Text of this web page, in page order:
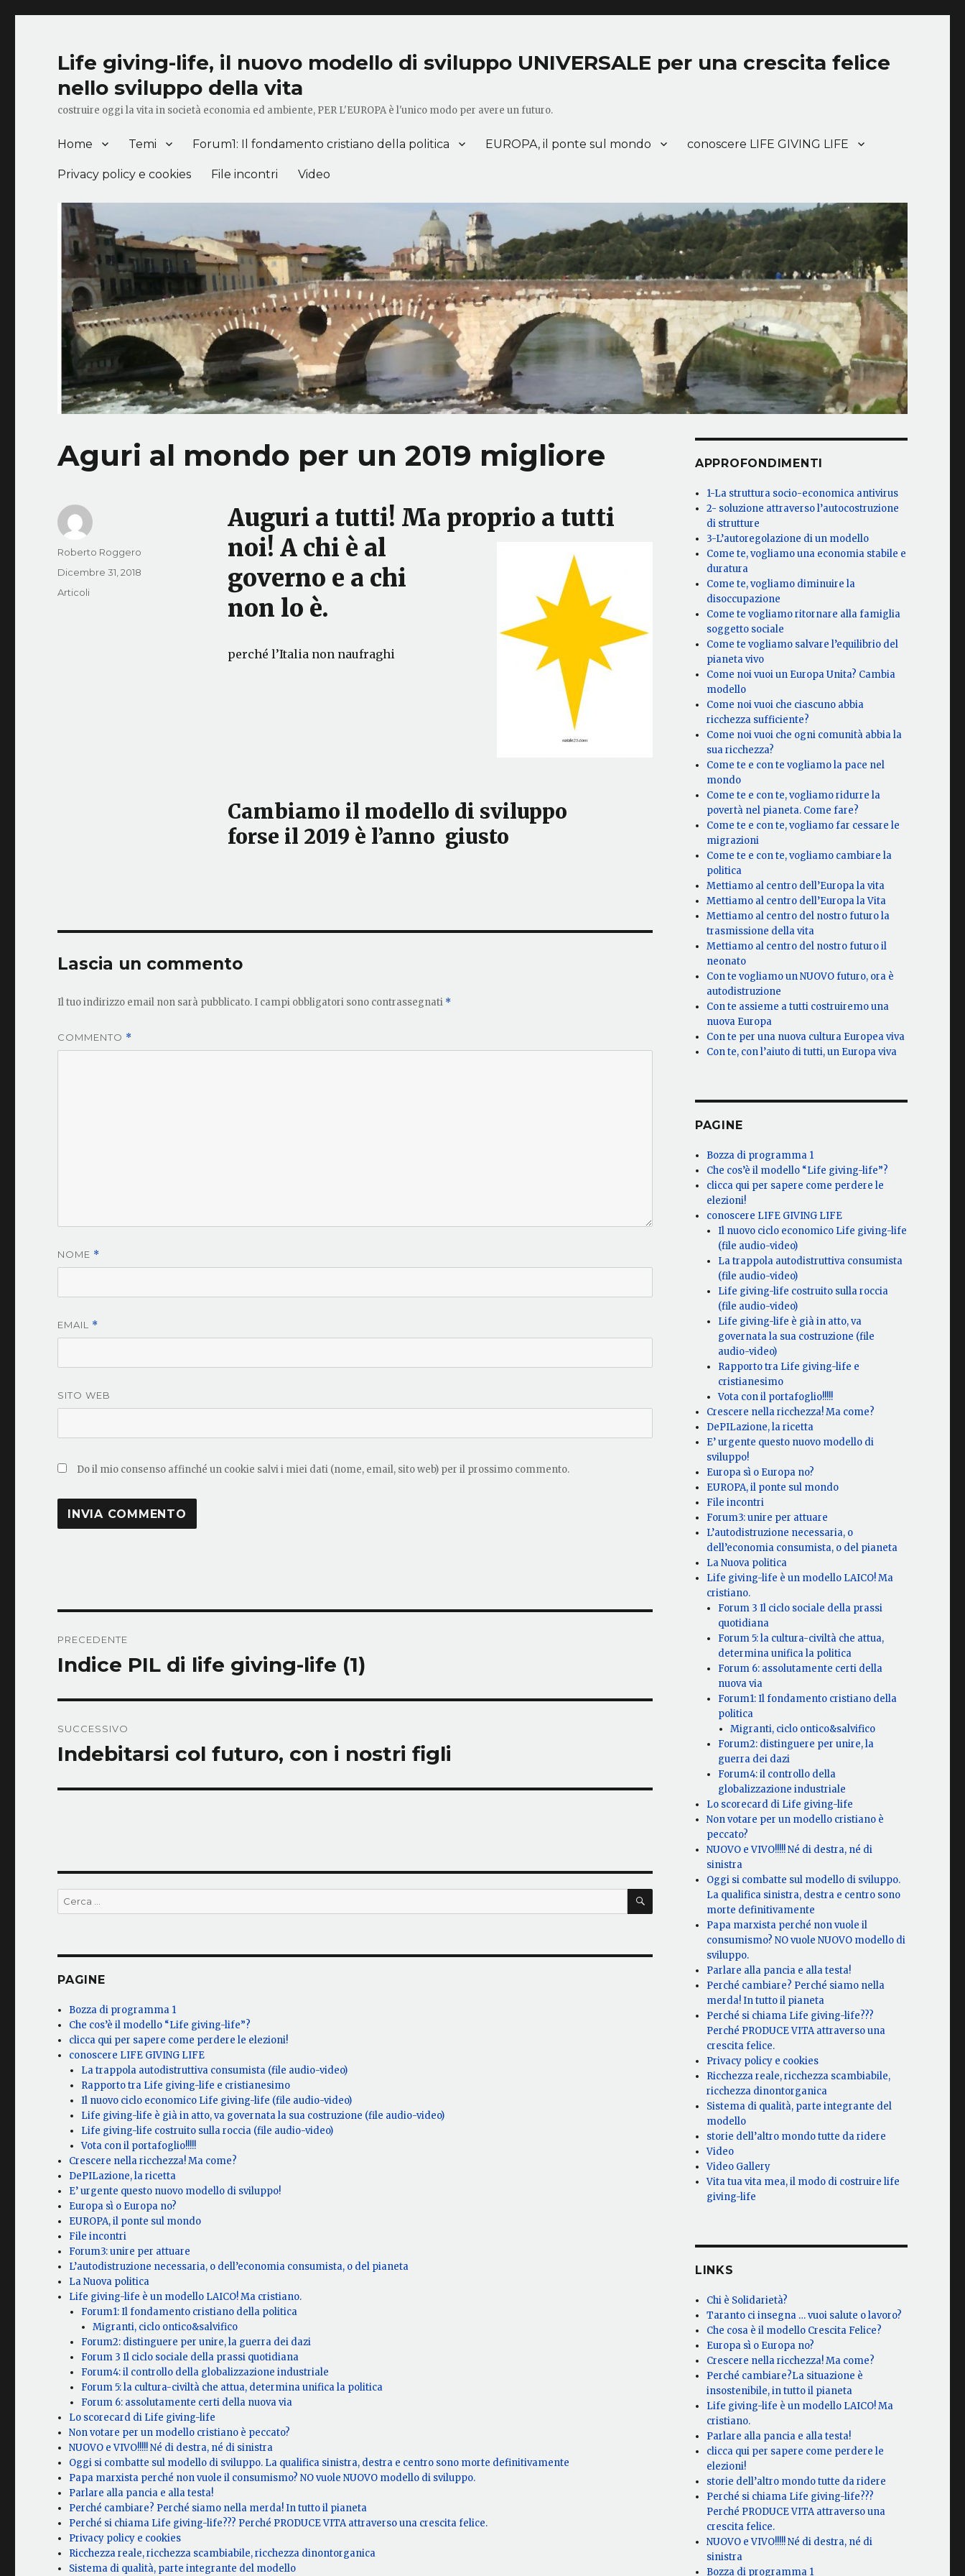
Life giving-life, il nuovo modello di sviluppo UNIVERSALE per una crescita felice
nello sviluppo della vita
costruire oggi la vita in società economia ed ambiente, PER L'EUROPA è l'unico modo per avere un futuro.
Home Temi Forum1: Il fondamento cristiano della politica EUROPA, il ponte sul mondo conoscere LIFE GIVING LIFE
Privacy policy e cookies File incontri Video
Aguri al mondo per un 2019 migliore
Auguri a tutti! Ma proprio a tutti
noi! A chi è al
governo e a chi
non lo è.
perché l’Italia non naufraghi
Cambiamo il modello di sviluppo
forse il 2019 è l’anno giusto
Autore
Roberto Roggero
Pubblicato
Dicembre 31, 2018
Categorie
Articoli
Lascia un commento
Il tuo indirizzo email non sarà pubblicato. I campi obbligatori sono contrassegnati *
COMMENTO *
NOME *
EMAIL *
SITO WEB
Do il mio consenso affinché un cookie salvi i miei dati (nome, email, sito web) per il prossimo commento.
articoli
PRECEDENTE
Articolo
Indice PIL di life giving-life (1)
SUCCESSIVO
Articolo
Indebitarsi col futuro, con i nostri figli
Cerca: CERCA
PAGINE
Bozza di programma 1
Che cos’è il modello “Life giving-life”?
clicca qui per sapere come perdere le elezioni!
conoscere LIFE GIVING LIFE
La trappola autodistruttiva consumista (file audio-video)
Rapporto tra Life giving-life e cristianesimo
Il nuovo ciclo economico Life giving-life (file audio-video)
Life giving-life è già in atto, va governata la sua costruzione (file audio-video)
Life giving-life costruito sulla roccia (file audio-video)
Vota con il portafoglio!!!!!
Crescere nella ricchezza! Ma come?
DePILazione, la ricetta
E’ urgente questo nuovo modello di sviluppo!
Europa sì o Europa no?
EUROPA, il ponte sul mondo
File incontri
Forum3: unire per attuare
L’autodistruzione necessaria, o dell’economia consumista, o del pianeta
La Nuova politica
Life giving-life è un modello LAICO! Ma cristiano.
Forum1: Il fondamento cristiano della politica
Migranti, ciclo ontico&salvifico
Forum2: distinguere per unire, la guerra dei dazi
Forum 3 Il ciclo sociale della prassi quotidiana
Forum4: il controllo della globalizzazione industriale
Forum 5: la cultura-civiltà che attua, determina unifica la politica
Forum 6: assolutamente certi della nuova via
Lo scorecard di Life giving-life
Non votare per un modello cristiano è peccato?
NUOVO e VIVO!!!!! Né di destra, né di sinistra
Oggi si combatte sul modello di sviluppo. La qualifica sinistra, destra e centro sono morte definitivamente
Papa marxista perché non vuole il consumismo? NO vuole NUOVO modello di sviluppo.
Parlare alla pancia e alla testa!
Perché cambiare? Perché siamo nella merda! In tutto il pianeta
Perché si chiama Life giving-life??? Perché PRODUCE VITA attraverso una crescita felice.
Privacy policy e cookies
Ricchezza reale, ricchezza scambiabile, ricchezza dinontorganica
Sistema di qualità, parte integrante del modello
APPROFONDIMENTI
1-La struttura socio-economica antivirus
2- soluzione attraverso l’autocostruzione
di strutture
3-L’autoregolazione di un modello
Come te, vogliamo una economia stabile e
duratura
Come te, vogliamo diminuire la
disoccupazione
Come te vogliamo ritornare alla famiglia
soggetto sociale
Come te vogliamo salvare l’equilibrio del
pianeta vivo
Come noi vuoi un Europa Unita? Cambia
modello
Come noi vuoi che ciascuno abbia
ricchezza sufficiente?
Come noi vuoi che ogni comunità abbia la
sua ricchezza?
Come te e con te vogliamo la pace nel
mondo
Come te e con te, vogliamo ridurre la
povertà nel pianeta. Come fare?
Come te e con te, vogliamo far cessare le
migrazioni
Come te e con te, vogliamo cambiare la
politica
Mettiamo al centro dell’Europa la vita
Mettiamo al centro dell’Europa la Vita
Mettiamo al centro del nostro futuro la
trasmissione della vita
Mettiamo al centro del nostro futuro il
neonato
Con te vogliamo un NUOVO futuro, ora è
autodistruzione
Con te assieme a tutti costruiremo una
nuova Europa
Con te per una nuova cultura Europea viva
Con te, con l’aiuto di tutti, un Europa viva
PAGINE
Bozza di programma 1
Che cos’è il modello “Life giving-life”?
clicca qui per sapere come perdere le
elezioni!
conoscere LIFE GIVING LIFE
Il nuovo ciclo economico Life giving-life
(file audio-video)
La trappola autodistruttiva consumista
(file audio-video)
Life giving-life costruito sulla roccia
(file audio-video)
Life giving-life è già in atto, va
governata la sua costruzione (file
audio-video)
Rapporto tra Life giving-life e
cristianesimo
Vota con il portafoglio!!!!!
Crescere nella ricchezza! Ma come?
DePILazione, la ricetta
E’ urgente questo nuovo modello di
sviluppo!
Europa sì o Europa no?
EUROPA, il ponte sul mondo
File incontri
Forum3: unire per attuare
L’autodistruzione necessaria, o
dell’economia consumista, o del pianeta
La Nuova politica
Life giving-life è un modello LAICO! Ma
cristiano.
Forum 3 Il ciclo sociale della prassi
quotidiana
Forum 5: la cultura-civiltà che attua,
determina unifica la politica
Forum 6: assolutamente certi della
nuova via
Forum1: Il fondamento cristiano della
politica
Migranti, ciclo ontico&salvifico
Forum2: distinguere per unire, la
guerra dei dazi
Forum4: il controllo della
globalizzazione industriale
Lo scorecard di Life giving-life
Non votare per un modello cristiano è
peccato?
NUOVO e VIVO!!!!! Né di destra, né di
sinistra
Oggi si combatte sul modello di sviluppo.
La qualifica sinistra, destra e centro sono
morte definitivamente
Papa marxista perché non vuole il
consumismo? NO vuole NUOVO modello di
sviluppo.
Parlare alla pancia e alla testa!
Perché cambiare? Perché siamo nella
merda! In tutto il pianeta
Perché si chiama Life giving-life???
Perché PRODUCE VITA attraverso una
crescita felice.
Privacy policy e cookies
Ricchezza reale, ricchezza scambiabile,
ricchezza dinontorganica
Sistema di qualità, parte integrante del
modello
storie dell’altro mondo tutte da ridere
Video
Video Gallery
Vita tua vita mea, il modo di costruire life
giving-life
LINKS
Chi è Solidarietà?
Taranto ci insegna … vuoi salute o lavoro?
Che cosa è il modello Crescita Felice?
Europa sì o Europa no?
Crescere nella ricchezza! Ma come?
Perché cambiare?La situazione è
insostenibile, in tutto il pianeta
Life giving-life è un modello LAICO! Ma
cristiano.
Parlare alla pancia e alla testa!
clicca qui per sapere come perdere le
elezioni!
storie dell’altro mondo tutte da ridere
Perché si chiama Life giving-life???
Perché PRODUCE VITA attraverso una
crescita felice.
NUOVO e VIVO!!!!! Né di destra, né di
sinistra
Bozza di programma 1